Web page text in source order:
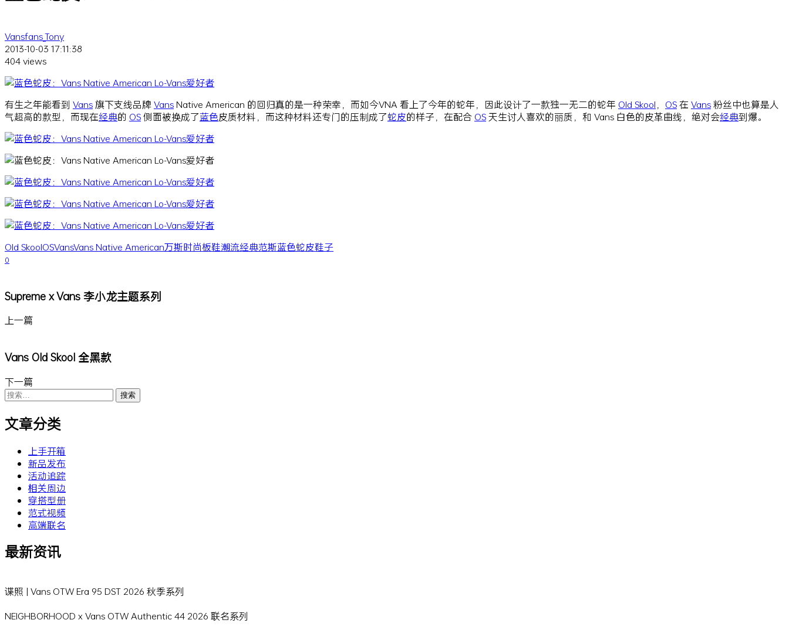
Vansfans_Tony
2013-10-03 17:11:38
404 views
有生之年能看到 Vans旗下支线品牌VansNative American 的回归真的是一种荣幸，而如今VNA 看上了今年的蛇年，因此设计了一款独一无二的蛇年 Old Skool OS在 Vans粉丝中也算是人
气超高的款型，而现在经典的 OS侧面被换成了蓝色皮质材料，而这种材料还专门的压制成了蛇皮的样子，在配合 OS天生讨人喜欢的丽质，和 Vans 白色的皮革曲线，绝对会经典到爆。
Old SkoolOSVansVans Native American万斯时尚板鞋潮流经典范斯蓝色蛇皮鞋子
0
Supreme x Vans 李小龙主题系列
上一篇
Vans Old Skool 全黑款
下一篇
搜
索：
文章分类
上手开箱
新品发布
活动追踪
相关周边
穿搭型册
范式视频
高端联名
最新资讯
谍照 | Vans OTW Era 95 DST 2026 秋季系列
NEIGHBORHOOD x Vans OTW Authentic 44 2026 联名系列